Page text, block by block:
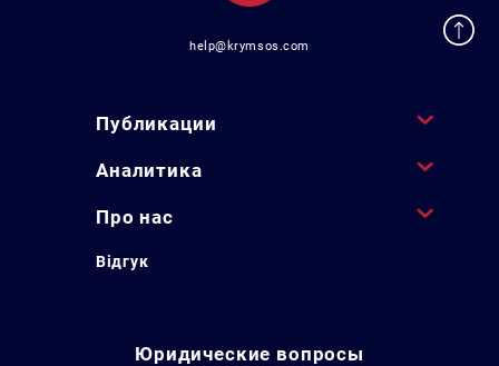
help@krymsos.com
Публикации
Аналитика
Про нас
Відгук
Юридические вопросы